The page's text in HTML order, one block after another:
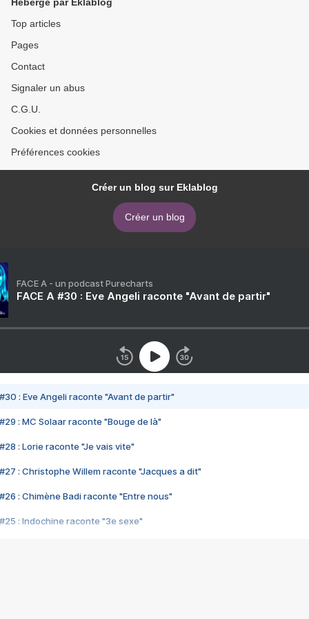
Top articles
Pages
Contact
Signaler un abus
C.G.U.
Cookies et données personnelles
Préférences cookies
Créer un blog sur Eklablog
Créer un blog
FACE A - un podcast Purecharts
FACE A #30 : Eve Angeli raconte "Avant de partir"
#30 : Eve Angeli raconte "Avant de partir"
#29 : MC Solaar raconte "Bouge de là"
#28 : Lorie raconte "Je vais vite"
#27 : Christophe Willem raconte "Jacques a dit"
#26 : Chimène Badi raconte "Entre nous"
#25 : Indochine raconte "3e sexe"